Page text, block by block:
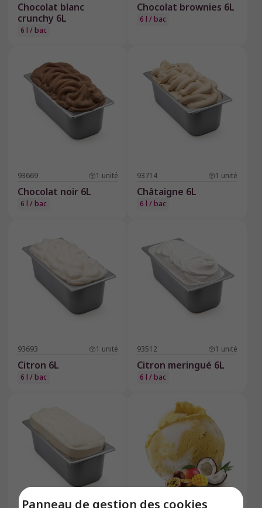
Panneau de gestion des cookies
Chocolat blanc
crunchy 6L
6 l / bac
Chocolat brownies 6L
6 l / bac
93669 1 unité
Chocolat noir 6L
6 l / bac
93714 1 unité
Châtaigne 6L
6 l / bac
93693 1 unité
Citron 6L
6 l / bac
93512 1 unité
Citron meringué 6L
6 l / bac